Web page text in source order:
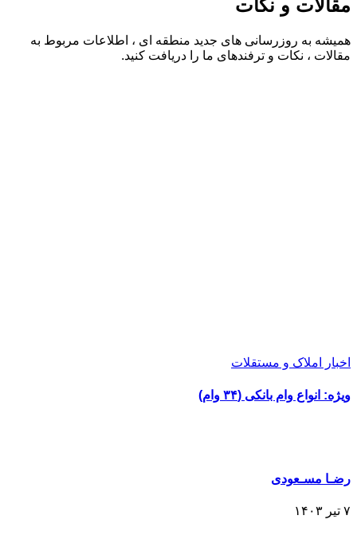
مقالات و نکات
همیشه به روزرسانی های جدید منطقه ای ، اطلاعات مربوط به
مقالات ، نکات و ترفندهای ما را دریافت کنید.
اخبار املاک و مستقلات
ویژه: انواع وام بانکی (۳۴ وام)
رضـا مسـعودی
۷ تیر ۱۴۰۳